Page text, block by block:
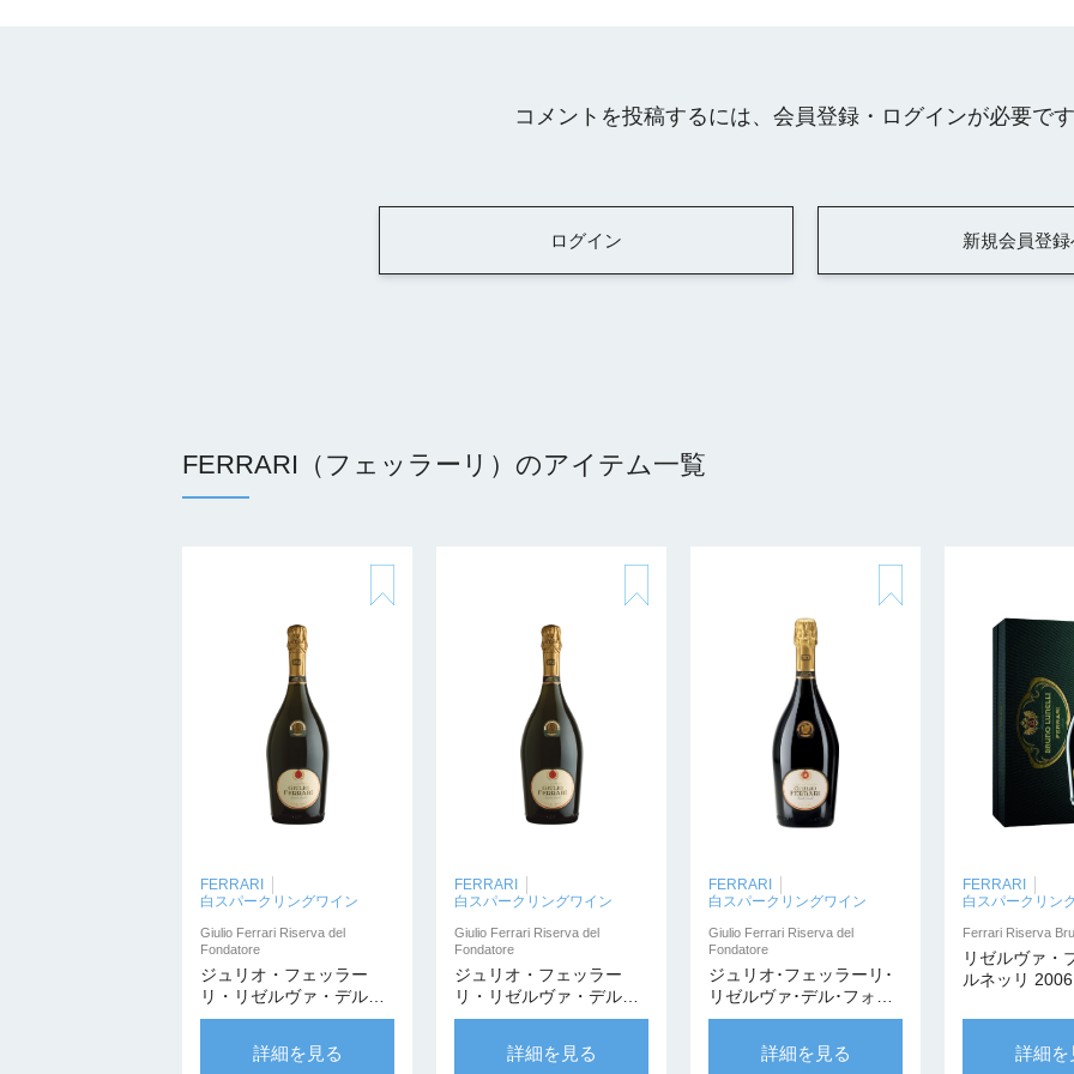
コメントを投稿するには、会員登録・ログインが必要で
ログイン 新規会員登録
FERRARI（フェッラーリ）のアイテム一覧
FERRARI
白スパークリングワイン
Giulio Ferrari Riserva del
Fondatore
ジュリオ・フェッラー
リ・リゼルヴァ・デル・
フォンダトーレ 2001
プリヴァータ】
詳細を見る
FERRARI
白スパークリングワイン
Giulio Ferrari Riserva del
Fondatore
ジュリオ・フェッラー
リ・リゼルヴァ・デル・
フォンダトーレ 2000
プリヴァータ】
詳細を見る
FERRARI
白スパークリングワイン
Giulio Ferrari Riserva del
Fondatore
ジュリオ･フェッラーリ･
リゼルヴァ･デル･フォン
ダトーレ 750ml
詳細を見る
FERRARI
白スパークリン
Ferrari Riserva
リゼルヴァ・
ルネッリ 2006
詳細を